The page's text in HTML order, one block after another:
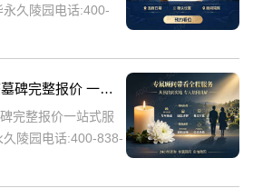
久陵园电话:400-
的关注度提升，选
“中华永久陵园入门生态墓碑完整报价 一站式服务打包特惠详解”
完整报价一站式服
陵园电话:400-838-
知名的陵园之一，